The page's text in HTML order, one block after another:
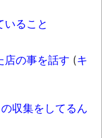
ること
店の事を話す (キ
収集をしてるん